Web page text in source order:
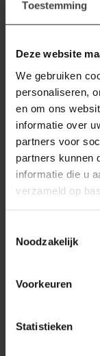
Toestemming
Deze website
We gebruiken
personaliseren,
en om ons
informatie over
partners voor
partners kunnen
informatie die u
verzameld op
Noodzakelijk
Voorkeuren
Statistieken
WOOOD
Cast
WOOOD
Cloud
Heb je een
Of heb je hulp